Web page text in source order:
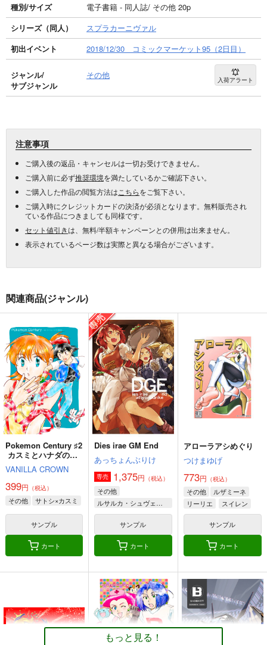
種別/サイズ
電子書籍 - 同人誌/ その他 20p
シリーズ（同人）
スプラカーニヴァル
初出イベント
2018/12/30 コミックマーケット95（2日目）
ジャンル/
サブジャンル
その他 入荷アラート
注意事項
ご購入後の返品・キャンセルは一切お受けできません。
ご購入前に必ず推奨環境を満たしているかご確認下さい。
ご購入した作品の閲覧方法は こちらをご覧下さい。
ご購入時にクレジットカードの決済が必須となります。無料販売され
ている作品につきましても同様です。
セット値引きは、無料/半額キャンペーンとの併用は出来ません。
表示されているページ数は実際と異なる場合がございます。
関連商品(ジャンル)
Pokemon Century ♯2
カスミとハナダの温
泉街
VANILLA CROWN
399円 （税込）
その他 サトシ×カスミ
サンプル
カート
Dies irae GM End
あっちょんぶりけ
専売 1,375円 （税込）
その他
ルサルカ・シュヴェーゲリン
サンプル
カート
アローラアシめぐり
つけまゆげ
773円 （税込）
その他
ルザミーネ
リーリエ
スイレン
サンプル
カート
もっと見る！